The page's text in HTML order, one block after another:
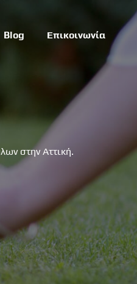
Blog Επικοινωνία
στην Αττική.